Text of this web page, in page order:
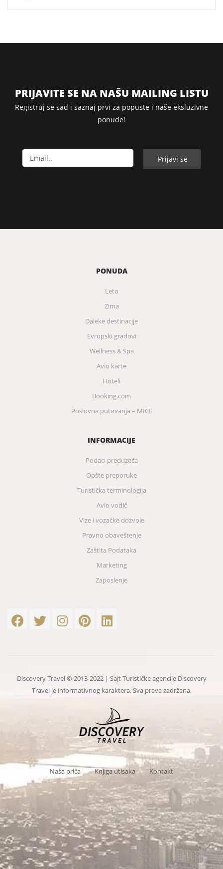
PRIJAVITE SE NA NAŠU MAILING LISTU
Registruj se sad i saznaj prvi za popuste i naše eksluzivne
ponude!
PONUDA
Leto
Zima
Daleke destinacije
Evropski gradovi
Wellness & Spa
Avio karte
Hoteli
Booking.com
Poslovna putovanja – MICE
INFORMACIJE
Podaci preduzeća
Opšte preporuke
Turistička terminologija
Avio vodič
Vize i vozačke dozvole
Pravno obaveštenje
Zaštita Podataka
Marketing
Zaposlenje
Discovery Travel © 2013-2022 | Sajt Turističke agencije Discovery
Travel je informativnog karaktera. Sva prava zadržana.
Naša priča Knjiga utisaka Kontakt